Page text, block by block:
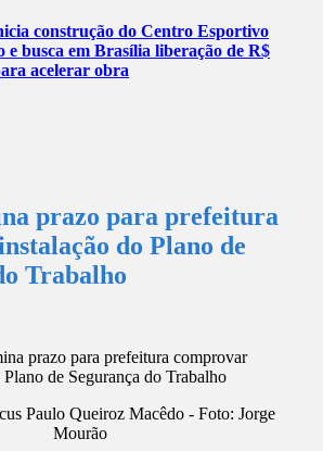
construção do Centro Esportivo
busca em Brasília liberação de R$
acelerar obra
prazo para prefeitura
do Plano de
Trabalho